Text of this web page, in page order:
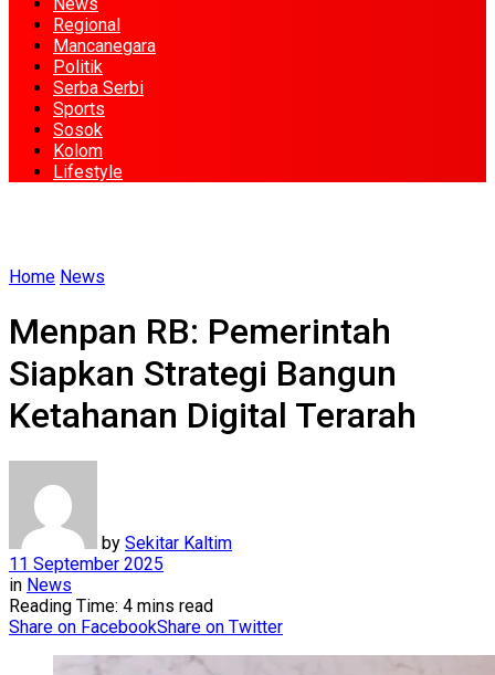
Regional
Mancanegara
Politik
Serba Serbi
Sports
Sosok
Kolom
Lifestyle
Home News
Menpan RB: Pemerintah
Siapkan Strategi Bangun
Ketahanan Digital Terarah
by Sekitar Kaltim
11 September 2025
in News
Reading Time: 4 mins read
Share on FacebookShare on Twitter